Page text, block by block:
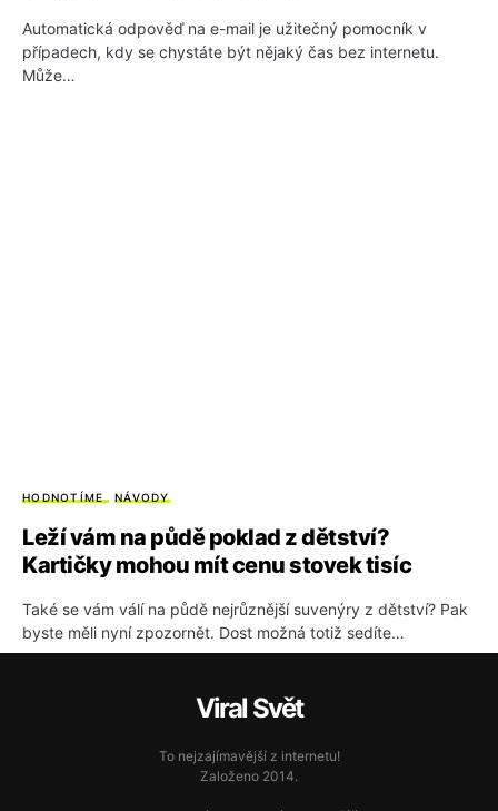
Automatická odpověď na e-mail je užitečný pomocník v
případech, kdy se chystáte být nějaký čas bez internetu.
Může…
HODNOTÍME NÁVODY
Leží vám na půdě poklad z dětství?
Kartičky mohou mít cenu stovek tisíc
Také se vám válí na půdě nejrůznější suvenýry z dětství? Pak
byste měli nyní zpozornět. Dost možná totiž sedíte…
Viral Svět
To nejzajímavější z internetu!
Založeno 2014.